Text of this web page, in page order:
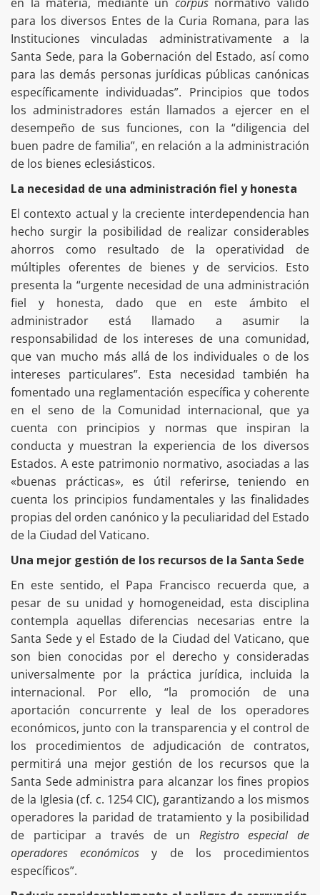
para los diversos Entes de la Curia Romana, para las
Instituciones vinculadas administrativamente a la
Santa Sede, para la Gobernación del Estado, así como
para las demás personas jurídicas públicas canónicas
específicamente individuadas”. Principios que todos
los administradores están llamados a ejercer en el
desempeño de sus funciones, con la “diligencia del
buen padre de familia”, en relación a la administración
de los bienes eclesiásticos.
La necesidad de una administración fiel y honesta
El contexto actual y la creciente interdependencia han
hecho surgir la posibilidad de realizar considerables
ahorros como resultado de la operatividad de
múltiples oferentes de bienes y de servicios. Esto
presenta la “urgente necesidad de una administración
fiel y honesta, dado que en este ámbito el
administrador está llamado a asumir la
responsabilidad de los intereses de una comunidad,
que van mucho más allá de los individuales o de los
intereses particulares”. Esta necesidad también ha
fomentado una reglamentación específica y coherente
en el seno de la Comunidad internacional, que ya
cuenta con principios y normas que inspiran la
conducta y muestran la experiencia de los diversos
Estados. A este patrimonio normativo, asociadas a las
«buenas prácticas», es útil referirse, teniendo en
cuenta los principios fundamentales y las finalidades
propias del orden canónico y la peculiaridad del Estado
de la Ciudad del Vaticano.
Una mejor gestión de los recursos de la Santa Sede
En este sentido, el Papa Francisco recuerda que, a
pesar de su unidad y homogeneidad, esta disciplina
contempla aquellas diferencias necesarias entre la
Santa Sede y el Estado de la Ciudad del Vaticano, que
son bien conocidas por el derecho y consideradas
universalmente por la práctica jurídica, incluida la
internacional. Por ello, “la promoción de una
aportación concurrente y leal de los operadores
económicos, junto con la transparencia y el control de
los procedimientos de adjudicación de contratos,
permitirá una mejor gestión de los recursos que la
Santa Sede administra para alcanzar los fines propios
de la Iglesia (cf. c. 1254 CIC), garantizando a los mismos
operadores la paridad de tratamiento y la posibilidad
de participar a través de un Registro especial de
operadores económicos y de los procedimientos
específicos”.